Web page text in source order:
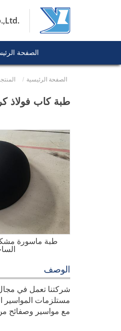
الصفحة
الصفحة الرئيسية
طبة كاب فولاذ
طبة ماسورة
الوصف
مستلزمات المواسير
مع مواسير وصفائح من